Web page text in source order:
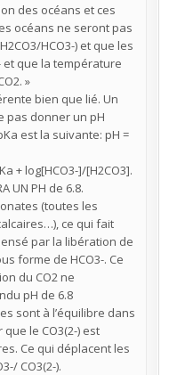
des océans et ces
océans ne seront pas
HCO3-) et que les
et que la température
»
bien que lié. Un
pas donner un pH
est la suivante: pH =
+ log[HCO3-]/[H2CO3].
UN PH de 6.8.
(toutes les
ce qui fait
par la libération de
forme de HCO3-. Ce
du CO2 ne
pH de 6.8
sont à l’équilibre dans
le CO3(2-) est
Ce qui déplacent les
CO3(2-).